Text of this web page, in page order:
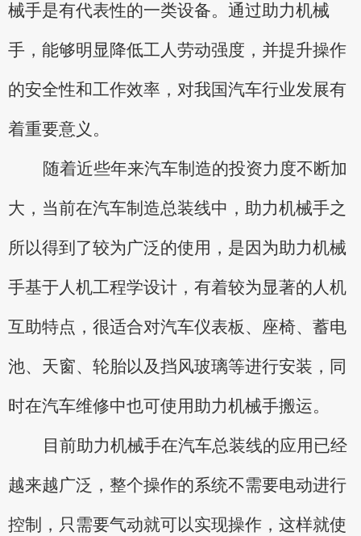
械手是有代表性的一类设备。通过助力机械
手，能够明显降低工人劳动强度，并提升操作
的安全性和工作效率，对我国汽车行业发展有
着重要意义。
随着近些年来汽车制造的投资力度不断加
大，当前在汽车制造总装线中 ，助力机械手之
所以得到了较为广泛的使用 ， 是因为助力机械
手基于人机工程学设计，有着较为显著的人机
互助特点，很适合对汽车仪表板、座椅、蓄电
池、天窗、轮胎以及挡风玻璃等进行安装，同
时在汽车维修中也可使用助力机械手搬运。
目前助力机械手在汽车总装线的应用已经
越来越广泛，整个操作的系统不需要电动进行
控制，只需要气动就可以实现操作，这样就使